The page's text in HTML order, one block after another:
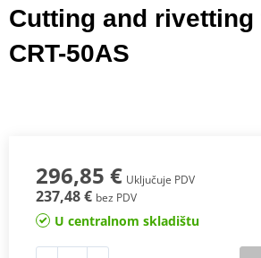
Cutting and rivetting
CRT-50AS
296,85 € Uključuje PDV
237,48 € bez PDV
U centralnom skladištu